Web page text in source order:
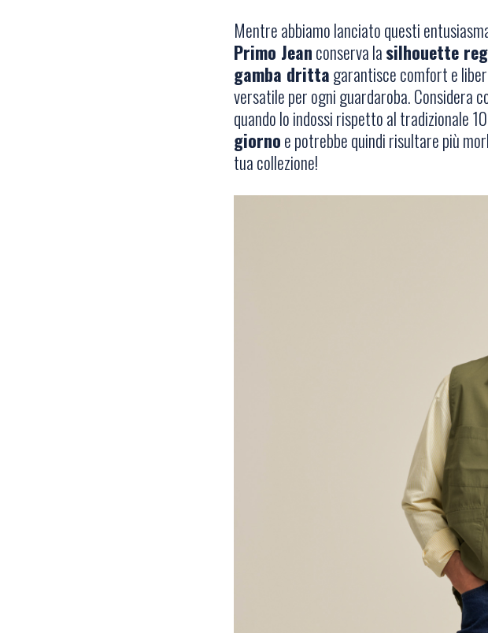
Mentre abbiamo lanciato questi
Primo Jeanconserva lasilhouette
gamba drittagarantisce comfort e
versatile per ogni guardaroba. Considera
quando lo indossi rispetto al tradizionale
giornoe potrebbe quindi risultare più
tua collezione!